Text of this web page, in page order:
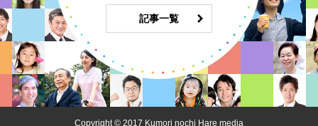
記事一覧
Copyright © 2017 Kumori nochi Hare media